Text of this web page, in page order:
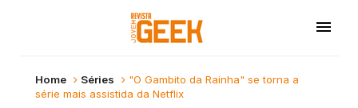
Home Séries
"O Gambito da Rainha" se torna a
série mais assistida da Netflix